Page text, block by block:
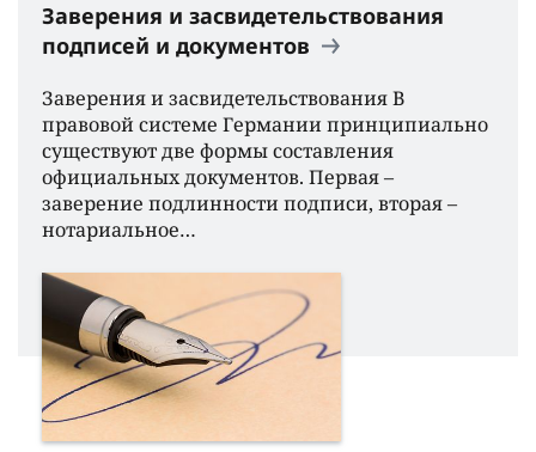
Заверения и засвидетельствования
подписей и документов
Заверения и засвидетельствования В
правовой системе Германии принципиально
существуют две формы составления
официальных документов. Первая –
заверение подлинности подписи, вторая –
нотариальное…